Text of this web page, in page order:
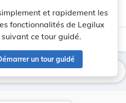
account_circle help Aide
et rapidement les
fonctionnalités de Legilux
suivant ce tour guidé.
un tour guidé
light_mode dark_mode